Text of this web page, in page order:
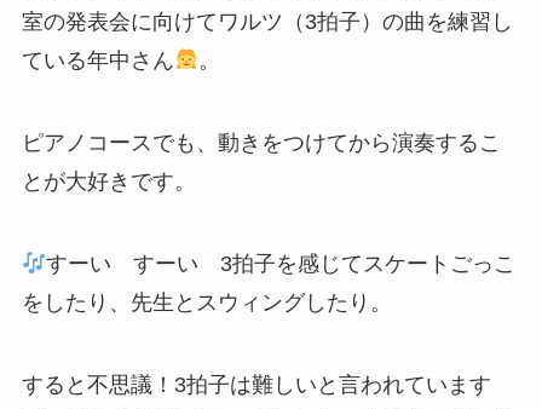
室の発表会に向けてワルツ（3拍子）の曲を練習し
ている年中さん
。
ピアノコースでも、動きをつけてから演奏するこ
とが大好きです。
すーい すーい 3拍子を感じてスケートごっこ
をしたり、先生とスウィングしたり。
すると不思議！3拍子は難しいと言われています